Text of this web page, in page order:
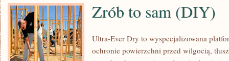
Zrób to sam (DIY)
Ultra-Ever Dry to wyspecjalizowana
ochronie powierzchni przed wilgocią,